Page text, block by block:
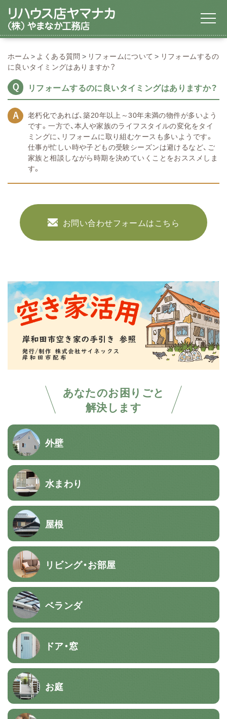
あなたのお困りごと
解決します
外壁
水まわり
屋根
リビング・お部屋
ベランダ
ドア・窓
お庭
ホーム よくある質問 リフォームについて
リフォームするの
に良いタイミングはありますか？
リフォームするのに良いタイミングはありますか？
老朽化であれば、築20年以上～30年未満の物件が多いよう
です。一方で、本人や家族のライフスタイルの変化をタイ
ミングに、リフォームに取り組むケースも多いようです。
仕事が忙しい時や子どもの受験シーズンは避けるなど、ご
家族と相談しながら時期を決めていくことをおススメしま
す。
お問い合わせフォームはこちら